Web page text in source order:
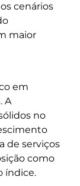
cenários
maior
em
A
no
de serviços
como
índice.